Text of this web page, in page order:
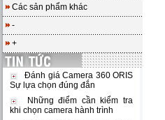
Các sản phẩm khác
-
+
Đánh giá Camera 360 ORIS
Sự lựa chọn đúng đắn
Những điểm cần kiểm tra
khi chọn camera hành trình